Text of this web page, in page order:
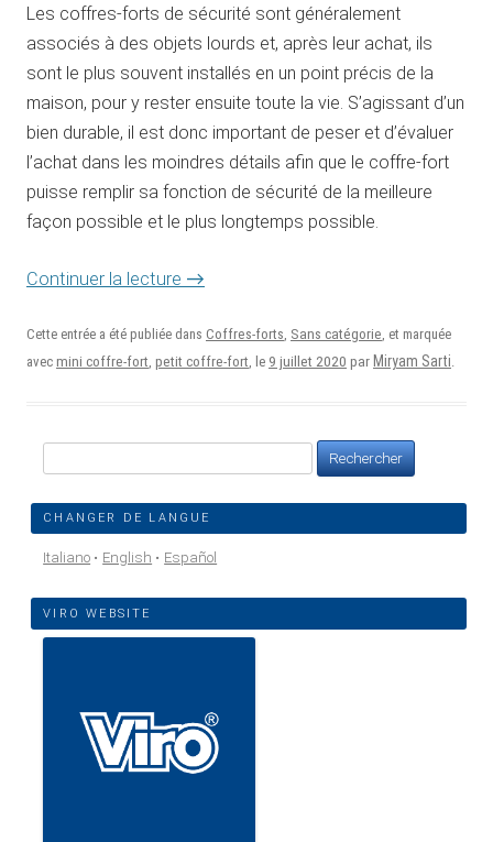
Les coffres-forts de sécurité sont généralement
associés à des objets lourds et, après leur achat, ils
sont le plus souvent installés en un point précis de la
maison, pour y rester ensuite toute la vie. S’agissant d’un
bien durable, il est donc important de peser et d’évaluer
l’achat dans les moindres détails afin que le coffre-fort
puisse remplir sa fonction de sécurité de la meilleure
façon possible et le plus longtemps possible.
Continuer la lecture →
Cette entrée a été publiée dans Coffres-forts, Sans catégorie, et marquée
avec mini coffre-fort, petit coffre-fort, le 9 juillet 2020 par Miryam Sarti.
CHANGER DE LANGUE
Italiano English Español
VIRO WEBSITE